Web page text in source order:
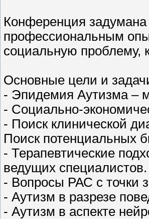
Конференция задумана
профессиональным
социальную проблему,
Основные цели и
- Эпидемия Аутизма –
- Социально-
- Поиск клинической
Поиск потенциальных
- Терапевтические
ведущих специалистов.
- Вопросы РАС с точки
- Аутизм в разрезе
- Аутизм в аспекте